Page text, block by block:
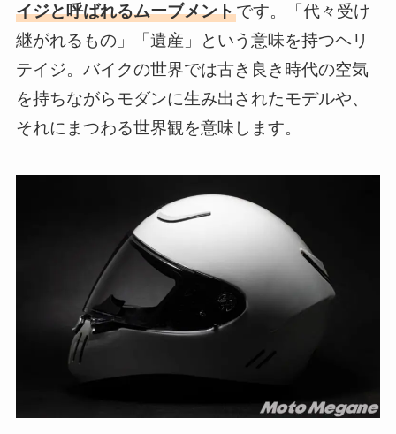
イジと呼ばれるムーブメントです。「代々受け
継がれるもの」「遺産」という意味を持つヘリ
テイジ。バイクの世界では古き良き時代の空気
を持ちながらモダンに生み出されたモデルや、
それにまつわる世界観を意味します。